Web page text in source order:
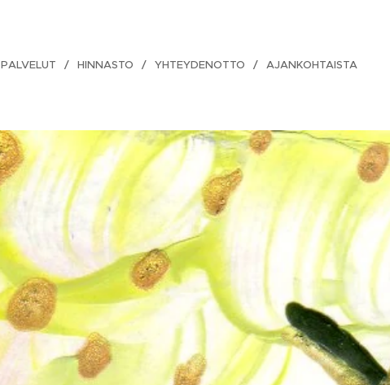
PALVELUT HINNASTO YHTEYDENOTTO AJANKOHTAISTA